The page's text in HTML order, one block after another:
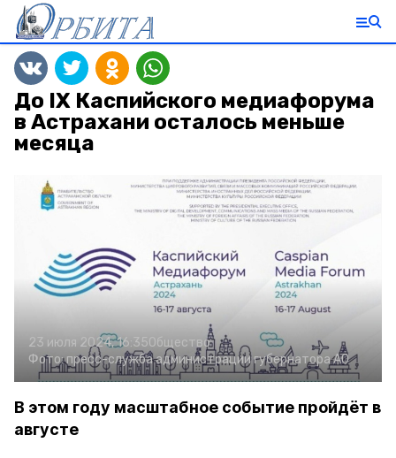
До IX Каспийского медиафорума
в Астрахани осталось меньше
месяца
23 июля 2024, 16:35Общество
Фото:пресс-служба администрации губернатора АО
В этом году масштабное событие пройдёт в
августе